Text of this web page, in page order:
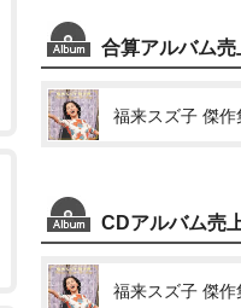
合算アルバム
福来スズ子 傑作
CDアルバム売
福来スズ子 傑作